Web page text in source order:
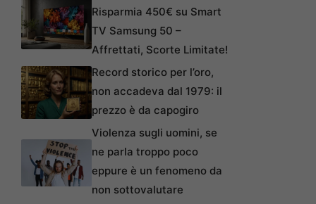
Risparmia 450€ su Smart
TV Samsung 50 –
Affrettati, Scorte Limitate!
Record storico per l’oro,
non accadeva dal 1979: il
prezzo è da capogiro
Violenza sugli uomini, se
ne parla troppo poco
eppure è un fenomeno da
non sottovalutare